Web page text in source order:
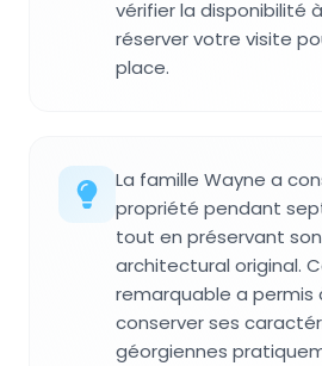
vérifier la disponibilité
réserver votre visite
place.
La famille Wayne a
propriété pendant
tout en préservant
architectural original.
remarquable a permis
conserver ses
géorgiennes